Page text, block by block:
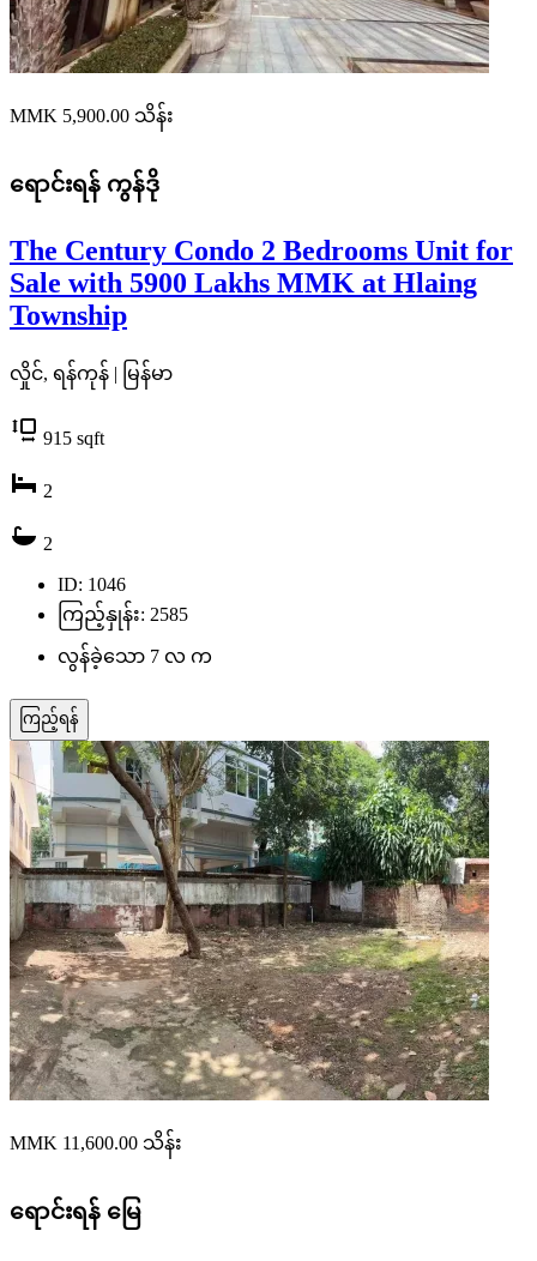
MMK 5,900.00 သိန်း
ရောင်းရန် ကွန်ဒို
The Century Condo 2 Bedrooms Unit for
Sale with 5900 Lakhs MMK at Hlaing
Township
လှိုင်, ရန်ကုန် | မြန်မာ
915 sqft
2
2
ID: 1046
ကြည့်နှုန်း: 2585
လွန်ခဲ့သော 7 လ က
ကြည့်ရန်
MMK 11,600.00 သိန်း
ရောင်းရန် မြေ